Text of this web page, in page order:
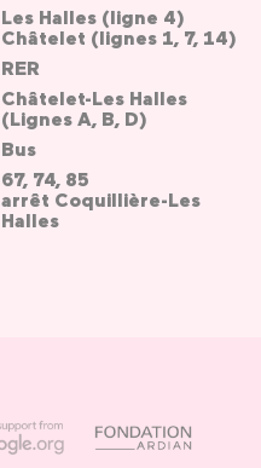
Les Halles (ligne 4)
Châtelet (lignes 1, 7, 14)
RER
Châtelet-Les Halles
(Lignes A, B, D)
Bus
67, 74, 85
arrêt Coquillière-Les
Halles